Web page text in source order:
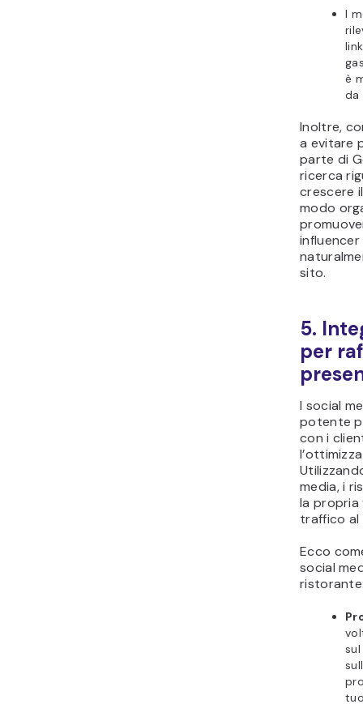
I
è
da
Inoltre,
a evitare
parte di
ricerca
crescere
modo
sito.
5.
per
I social
potente
con i
media, i
la propria
traffico al
Ecco
social